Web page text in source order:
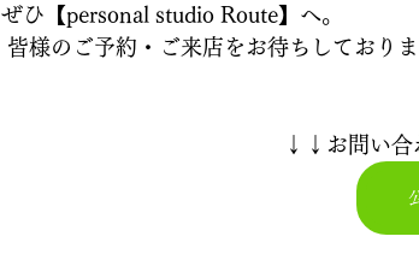
ぜひ【personal studio Route】へ。
皆様のご予約・ご来店をお待ちしておりま
↓↓お問い合わせは